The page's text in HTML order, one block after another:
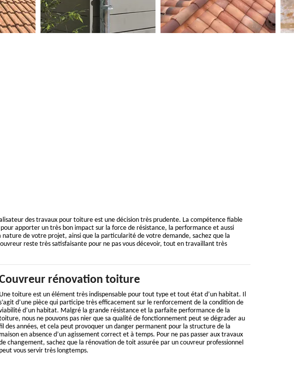
des travaux pour toiture est une décision très prudente. La compétence fiable
apporter un très bon impact sur la force de résistance, la performance et aussi
de votre projet, ainsi que la particularité de votre demande, sachez que la
reste très satisfaisante pour ne pas vous décevoir, tout en travaillant très
rénovation toiture
Une toiture est un élément très indispensable pour tout type et tout état d’un habitat. Il
d’une pièce qui participe très efficacement sur le renforcement de la condition de
d’un habitat. Malgré la grande résistance et la parfaite performance de la
nous ne pouvons pas nier que sa qualité de fonctionnement peut se dégrader au
des années, et cela peut provoquer un danger permanent pour la structure de la
maison en absence d’un agissement correct et à temps. Pour ne pas passer aux travaux
changement, sachez que la rénovation de toit assurée par un couvreur professionnel
peut vous servir très longtemps.